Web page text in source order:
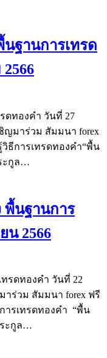
นฐานการเทรด
ดทองคำ วันที่ 27
ญมาร่วม สัมมนา forex
ธีการเทรดทองคำ“พื้น
ะกูล…
พื้นฐานการ
น 2566
ทรดทองคำ วันที่ 22
าร่วม สัมมนา forex ฟรี
ารเทรดทองคำ “พื้น
ะกูล…